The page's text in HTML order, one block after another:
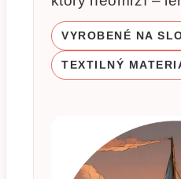
VYROBENÉ NA
TEXTILNÝ